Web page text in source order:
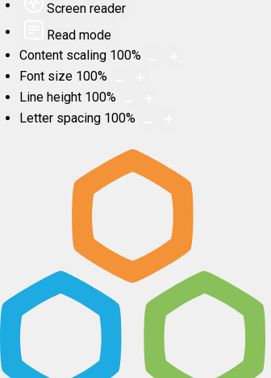
Screen reader
Read mode
Content scaling 100%
Font size 100%
Line height 100%
Letter spacing 100%